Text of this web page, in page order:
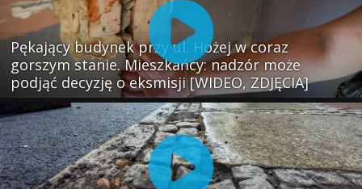
Pękający budynek przy ul. Hożej w coraz
gorszym stanie. Mieszkańcy: nadzór może
podjąć decyzję o eksmisji [WIDEO, ZDJĘCIA]